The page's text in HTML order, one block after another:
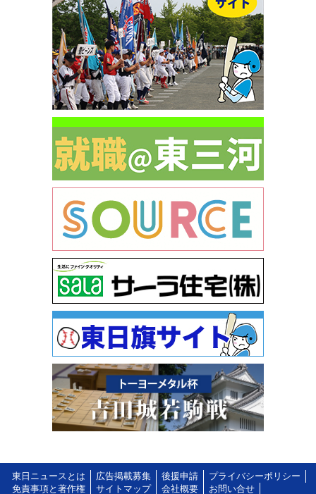
東日ニュースとは 広告掲載募集 後援申請
プライバシーポリシー
免責事項と著作権
サイトマップ 会社概要 お問い合せ